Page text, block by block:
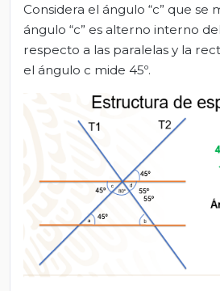
Considera el ángulo “c” que se
ángulo “c” es alterno interno
respecto a las paralelas y la
el ángulo c mide 45º.